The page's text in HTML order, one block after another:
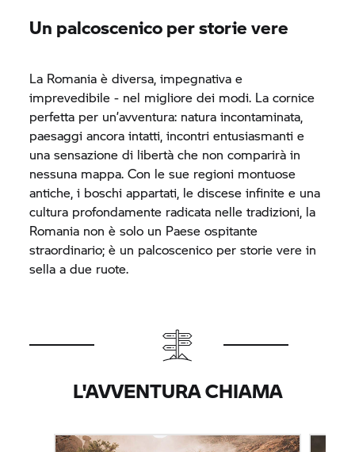
Un palcoscenico per storie vere
La Romania è diversa, impegnativa e
imprevedibile - nel migliore dei modi. La cornice
perfetta per un’avventura: natura incontaminata,
paesaggi ancora intatti, incontri entusiasmanti e
una sensazione di libertà che non comparirà in
nessuna mappa. Con le sue regioni montuose
antiche, i boschi appartati, le discese infinite e una
cultura profondamente radicata nelle tradizioni, la
Romania non è solo un Paese ospitante
straordinario; è un palcoscenico per storie vere in
sella a due ruote.
L'AVVENTURA CHIAMA